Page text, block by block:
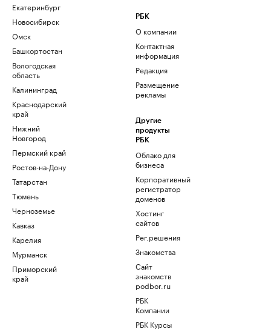
Екатеринбург
Новосибирск
Омск
Башкортостан
Вологодская
область
Калининград
Краснодарский
край
Нижний
Новгород
Пермский край
Ростов-на-Дону
Татарстан
Тюмень
Черноземье
Кавказ
Карелия
Мурманск
Приморский
край
РБК
О компании
Контактная
информация
Редакция
Размещение
рекламы
Другие
продукты
РБК
Облако для
бизнеса
Корпоративный
регистратор
доменов
Хостинг
сайтов
Рег.решения
Знакомства
Сайт
знакомств
podbor.ru
РБК
Компании
РБК Курсы